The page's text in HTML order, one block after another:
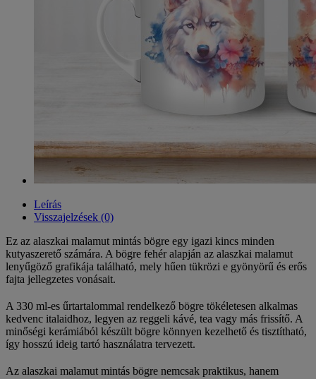
Leírás
Visszajelzések (0)
Ez az alaszkai malamut mintás bögre egy igazi kincs minden
kutyaszerető számára. A bögre fehér alapján az alaszkai malamut
lenyűgöző grafikája található, mely hűen tükrözi e gyönyörű és erős
fajta jellegzetes vonásait.
A 330 ml-es űrtartalommal rendelkező bögre tökéletesen alkalmas
kedvenc italaidhoz, legyen az reggeli kávé, tea vagy más frissítő. A
minőségi kerámiából készült bögre könnyen kezelhető és tisztítható,
így hosszú ideig tartó használatra tervezett.
Az alaszkai malamut mintás bögre nemcsak praktikus, hanem